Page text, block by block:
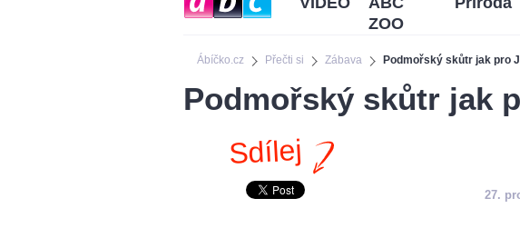
Ábíčko.cz Přečti si Zábava Podmořský skůtr jak pro
ZOO
Podmořský skůtr jak
Sdílej
27.